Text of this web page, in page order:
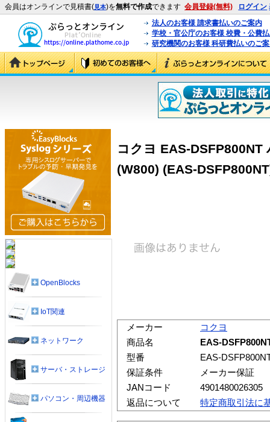
会員はオンラインで見積書(見本)を無料で作成できます 会員登録(無料) ログイン
法人のお客様 請求書払いのご案内
学校・官公庁のお客様 校費・公費
研究機関のお客様 科研費払いのご
コクヨ EAS-
(W800) (EAS-
メーカー
コクヨ
商品名
EAS-
型番
EAS-
保証条件
メーカー保証
JANコード
4901480026305
返品について
特定商取引法に
OpenBlocks
IoT関連
ネットワーク
サーバ・ストレージ
パソコン・周辺機器